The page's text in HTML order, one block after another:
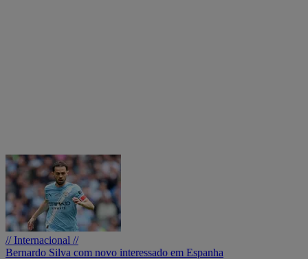
// Internacional //
Bernardo Silva com novo interessado em Espanha